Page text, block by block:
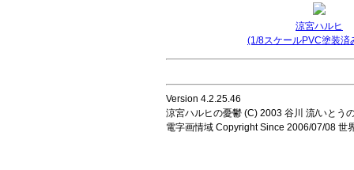
涼宮ハルヒ
(1/8スケールPVC塗装済
Version 4.2.25.46
涼宮ハルヒの憂鬱 (C) 2003 谷川 流/いとう
電字画情域 Copyright Since 2006/07/08 世